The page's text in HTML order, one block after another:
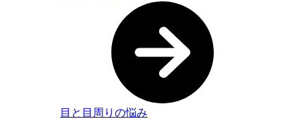
目と目周りの悩み